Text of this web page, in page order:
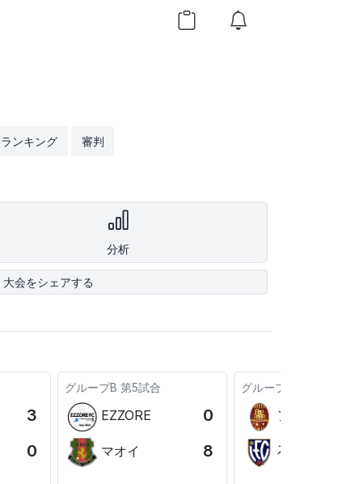
ランキング 審判
分析
大会をシェアする
3
0
グループB 第5試合
EZZORE 0
マオイ 8
グループB
アレア②
石狩